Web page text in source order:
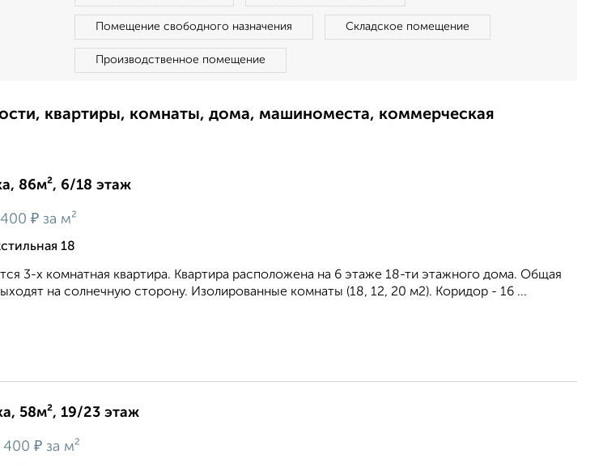
Помещение свободного назначения Складское помещение
Производственное помещение
квартиры, комнаты, дома, машиноместа, коммерческая
86м², 6/18 этаж
₽ за м²
18
3-х комнатная квартира. Квартира расположена на 6 этаже 18-ти этажного дома. Общая
на солнечную сторону. Изолированные комнаты (18, 12, 20 м2). Коридор - 16 ...
58м², 19/23 этаж
400 ₽ за м²